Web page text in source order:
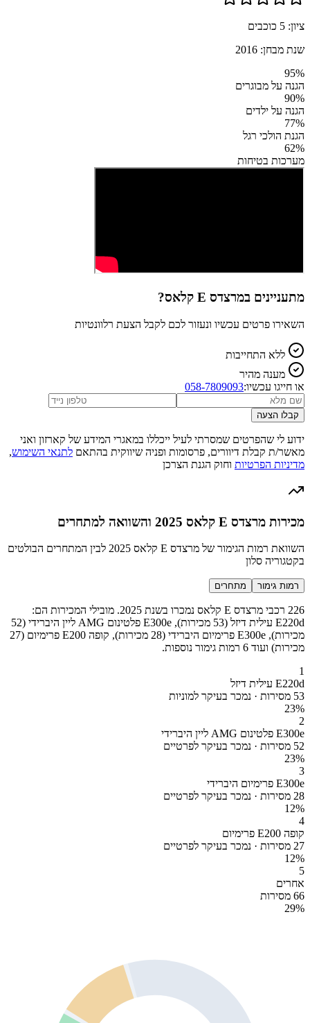
ציון: 5 כוכבים
שנת מבחן: 2016
95%
הגנה על מבוגרים
90%
הגנה על ילדים
77%
הגנת הולכי רגל
62%
מערכות בטיחות
מתעניינים במרצדס E קלאס ?
השאירו פרטים עכשיו ונעזור לכם לקבל הצעת רלוונטיות
ללא התחייבות
מענה מהיר
או חייגו עכשיו:058-7809093
קבלו הצעה
ידוע לי שהפרטים שמסרתי לעיל ייכללו במאגרי המידע של קארזון ואני
מאשר/ת קבלת דיוורים, פרסומות ופניה שיווקית בהתאם לתנאי השימוש,
מדיניות הפרטיות וחוק הגנת הצרכן
מכירות מרצדס E קלאס 2025 והשוואה למתחרים
השוואת רמות הגימור של מרצדס E קלאס 2025 לבין המתחרים הבולטים
בקטגוריה סלון
רמות גימור מתחרים
226 רכבי מרצדס E קלאס נמכרו בשנת 2025. מובילי המכירות הם:
E220d עילית דיזל (53 מכירות), E300e פלטינום AMG ליין היברידי (52
מכירות), E300e פרימיום היברידי (28 מכירות), קופה E200 פרימיום (27
מכירות) ועוד 6 רמות גימור נוספות.
1
E220d עילית דיזל
53 מסירות · נמכר בעיקר למוניות
23%
2
E300e פלטינום AMG ליין היברידי
52 מסירות · נמכר בעיקר לפרטיים
23%
3
E300e פרימיום היברידי
28 מסירות · נמכר בעיקר לפרטיים
12%
4
קופה E200 פרימיום
27 מסירות · נמכר בעיקר לפרטיים
12%
5
אחרים
66 מסירות
29%